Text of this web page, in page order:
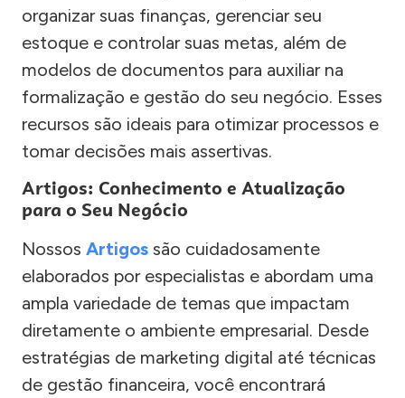
organizar suas finanças, gerenciar seu
estoque e controlar suas metas, além de
modelos de documentos para auxiliar na
formalização e gestão do seu negócio. Esses
recursos são ideais para otimizar processos e
tomar decisões mais assertivas.
Artigos: Conhecimento e Atualização
para o Seu Negócio
Nossos Artigos são cuidadosamente
elaborados por especialistas e abordam uma
ampla variedade de temas que impactam
diretamente o ambiente empresarial. Desde
estratégias de marketing digital até técnicas
de gestão financeira, você encontrará